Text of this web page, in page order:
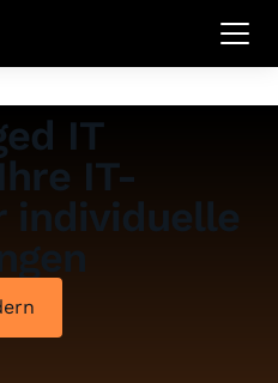
IT
IT-
individuelle